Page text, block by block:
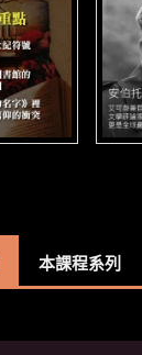
本課程系列